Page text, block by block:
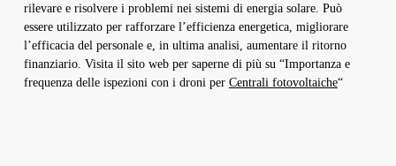
rilevare e risolvere i problemi nei sistemi di energia solare. Può
essere utilizzato per rafforzare l’efficienza energetica, migliorare
l’efficacia del personale e, in ultima analisi, aumentare il ritorno
finanziario. Visita il sito web per saperne di più su “Importanza e
frequenza delle ispezioni con i droni per Centrali fotovoltaiche“